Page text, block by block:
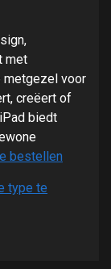
met
metgezel voor
creëert of
biedt
bestellen
type te